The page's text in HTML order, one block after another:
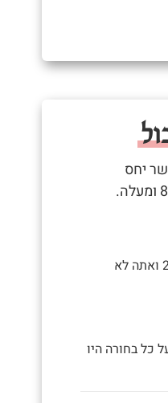
יחס
- "נסעתי למנושפסט ב2018 ואתה לא
כל בחורה היו